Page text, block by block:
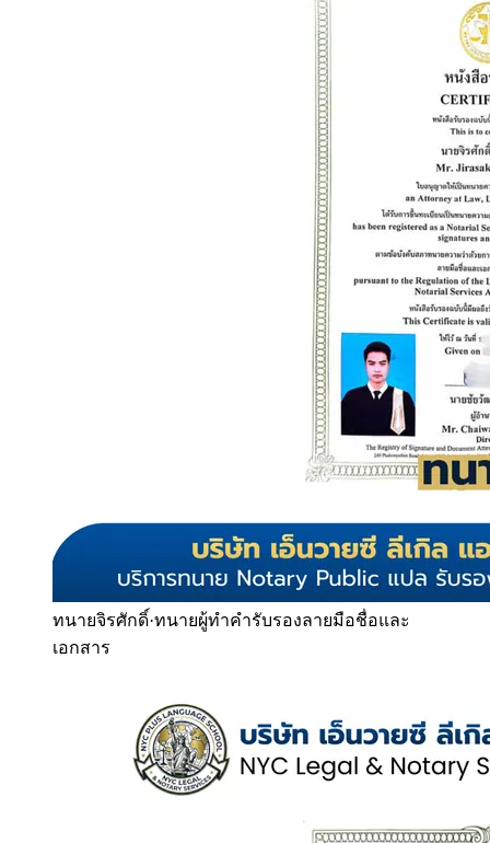
ทนายจิรศักดิ์·ทนายผู้ทำคำรับรองลายมือชื่อและ
เอกสาร